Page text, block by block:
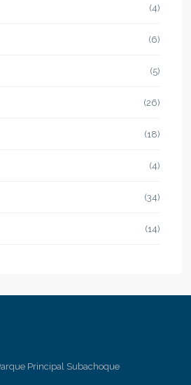
(4)
(6)
(5)
(26)
(18)
(4)
(34)
(14)
Principal Subachoque